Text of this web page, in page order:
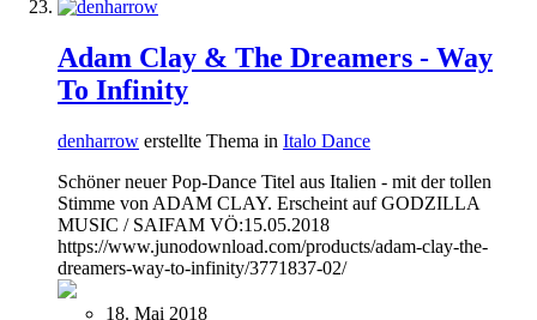
Adam Clay & The Dreamers - Way
To Infinity
denharrow erstellte Thema in Italo Dance
Schöner neuer Pop-Dance Titel aus Italien - mit der tollen
Stimme von ADAM CLAY. Erscheint auf GODZILLA
MUSIC / SAIFAM VÖ:15.05.2018
https://www.junodownload.com/products/adam-clay-the-
dreamers-way-to-infinity/3771837-02/
18. Mai 2018